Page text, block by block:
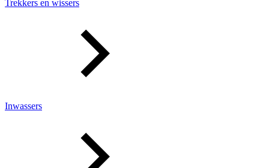
Trekkers en wissers
Inwassers